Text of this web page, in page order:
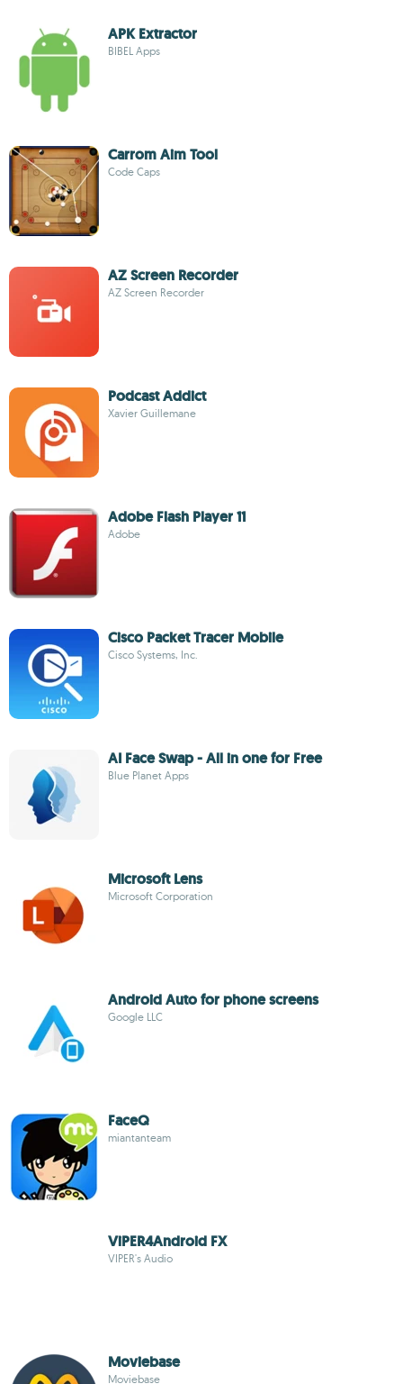
APK Extractor
BIBEL Apps
Carrom Aim Tool
Code Caps
AZ Screen Recorder
AZ Screen Recorder
Podcast Addict
Xavier Guillemane
Adobe Flash Player 11
Adobe
Cisco Packet Tracer Mobile
Cisco Systems, Inc.
AI Face Swap - All in one for Free
Blue Planet Apps
Microsoft Lens
Microsoft Corporation
Android Auto for phone screens
Google LLC
FaceQ
miantanteam
ViPER4Android FX
VIPER's Audio
Moviebase
Moviebase